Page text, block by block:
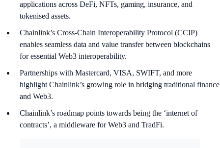
applications across DeFi, NFTs, gaming, insurance, and
tokenised assets.
Chainlink’s Cross-Chain Interoperability Protocol (CCIP)
enables seamless data and value transfer between blockchains
for essential Web3 interoperability.
Partnerships with Mastercard, VISA, SWIFT, and more
highlight Chainlink’s growing role in bridging traditional finance
and Web3.
Chainlink’s roadmap points towards being the ‘internet of
contracts’, a middleware for Web3 and TradFi.